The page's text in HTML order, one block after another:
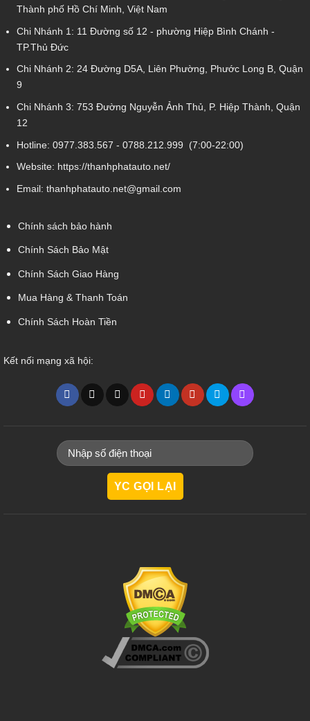
Thành phố Hồ Chí Minh, Việt Nam
Chi Nhánh 1: 11 Đường số 12 - phường Hiệp Bình Chánh -
TP.Thủ Đức
Chi Nhánh 2: 24 Đường D5A, Liên Phường, Phước Long B, Quận
9
Chi Nhánh 3: 753 Đường Nguyễn Ảnh Thủ, P. Hiệp Thành, Quận
12
Hotline: 0977.383.567 - 0788.212.999 (7:00-22:00)
Website: https://thanhphatauto.net/
Email: thanhphatauto.net@gmail.com
Chính sách bảo hành
Chính Sách Bảo Mật
Chính Sách Giao Hàng
Mua Hàng & Thanh Toán
Chính Sách Hoàn Tiền
Kết nối mạng xã hội: